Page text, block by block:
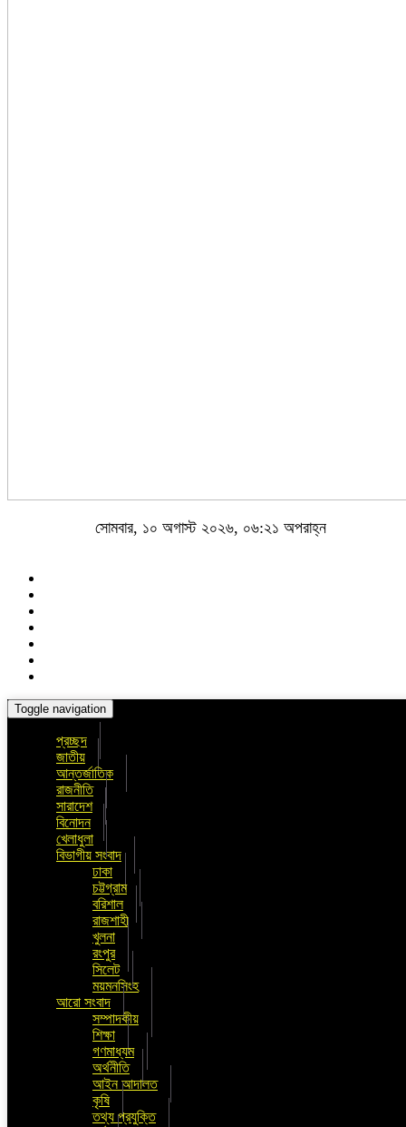
সোমবার, ১০ অগাস্ট ২০২৬, ০৬:২১ অপরাহ্ন
Toggle navigation
প্রচ্ছদ
জাতীয়
আন্তর্জাতিক
রাজনীতি
সারাদেশ
বিনোদন
খেলাধুলা
বিভাগীয় সংবাদ
ঢাকা
চট্টগ্রাম
বরিশাল
রাজশাহী
খুলনা
রংপুর
সিলেট
ময়মনসিংহ
আরো সংবাদ
সম্পাদকীয়
শিক্ষা
গণমাধ্যম
অর্থনীতি
আইন আদালত
কৃষি
তথ্য প্রযুক্তি